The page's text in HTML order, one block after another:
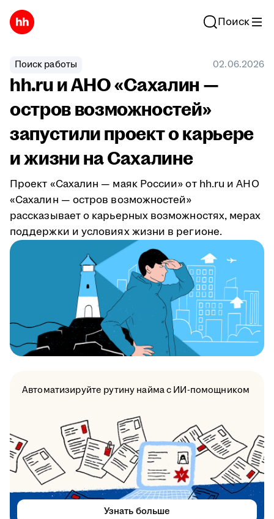
Поиск
Поиск работы 02.06.2026
hh.ru и АНО «Сахалин —
остров возможностей»
запустили проект о карьере
и жизни на Сахалине
Проект «Сахалин — маяк России» от hh.ru и АНО
«Сахалин — остров возможностей»
рассказывает о карьерных возможностях, мерах
поддержки и условиях жизни в регионе.
Автоматизируйте рутину найма с ИИ-помощником
Узнать больше